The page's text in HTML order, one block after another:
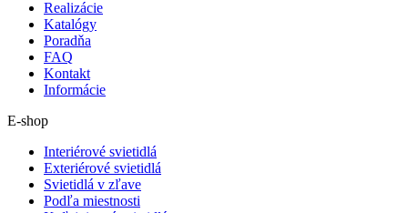
Realizácie
Katalógy
Poradňa
FAQ
Kontakt
Informácie
E-shop
Interiérové svietidlá
Exteriérové svietidlá
Svietidlá v zľave
Podľa miestnosti